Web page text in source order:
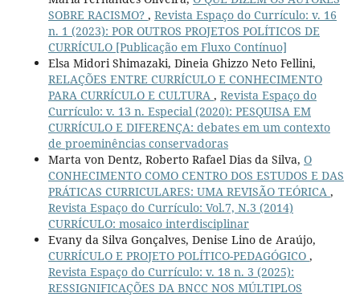
SOBRE RACISMO? , Revista Espaço do Currículo: v. 16
n. 1 (2023): POR OUTROS PROJETOS POLÍTICOS DE
CURRÍCULO [Publicação em Fluxo Contínuo]
Elsa Midori Shimazaki, Dineia Ghizzo Neto Fellini,
RELAÇÕES ENTRE CURRÍCULO E CONHECIMENTO
PARA CURRÍCULO E CULTURA , Revista Espaço do
Currículo: v. 13 n. Especial (2020): PESQUISA EM
CURRÍCULO E DIFERENÇA: debates em um contexto
de proeminências conservadoras
Marta von Dentz, Roberto Rafael Dias da Silva, O
CONHECIMENTO COMO CENTRO DOS ESTUDOS E DAS
PRÁTICAS CURRICULARES: UMA REVISÃO TEÓRICA ,
Revista Espaço do Currículo: Vol.7, N.3 (2014)
CURRÍCULO: mosaico interdisciplinar
Evany da Silva Gonçalves, Denise Lino de Araújo,
CURRÍCULO E PROJETO POLÍTICO-PEDAGÓGICO ,
Revista Espaço do Currículo: v. 18 n. 3 (2025):
RESSIGNIFICAÇÕES DA BNCC NOS MÚLTIPLOS